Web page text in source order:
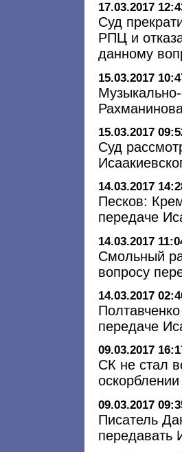
17.03.2017
Суд
РПЦ и
данному
15.03.2017
15.03.2017
Суд
14.03.2017
Песков:
передаче
14.03.2017
Смольный
вопросу
14.03.2017
передаче
09.03.2017
СК не стал
09.03.2017
Писатель
передавать